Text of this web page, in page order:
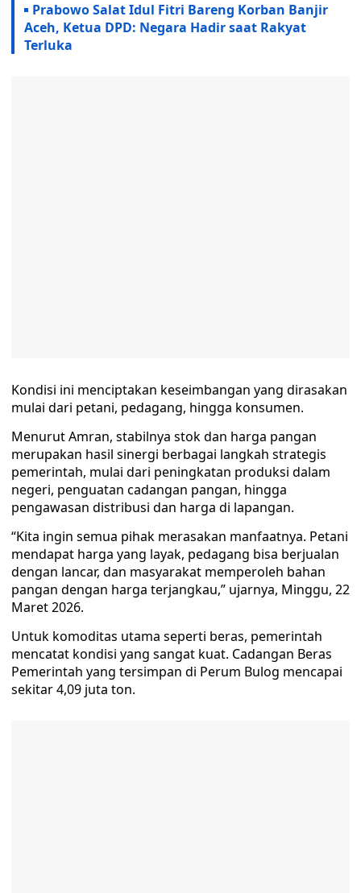
Prabowo Salat Idul Fitri Bareng Korban Banjir
Aceh, Ketua DPD: Negara Hadir saat Rakyat
Terluka
Kondisi ini menciptakan keseimbangan yang dirasakan
mulai dari petani, pedagang, hingga konsumen.
Menurut Amran, stabilnya stok dan harga pangan
merupakan hasil sinergi berbagai langkah strategis
pemerintah, mulai dari peningkatan produksi dalam
negeri, penguatan cadangan pangan, hingga
pengawasan distribusi dan harga di lapangan.
“Kita ingin semua pihak merasakan manfaatnya. Petani
mendapat harga yang layak, pedagang bisa berjualan
dengan lancar, dan masyarakat memperoleh bahan
pangan dengan harga terjangkau,” ujarnya, Minggu, 22
Maret 2026.
Untuk komoditas utama seperti beras, pemerintah
mencatat kondisi yang sangat kuat. Cadangan Beras
Pemerintah yang tersimpan di Perum Bulog mencapai
sekitar 4,09 juta ton.